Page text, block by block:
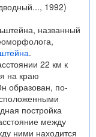
1992)
названный
.
22 км к
на краю
образован, по-
постройка
между
ними находится